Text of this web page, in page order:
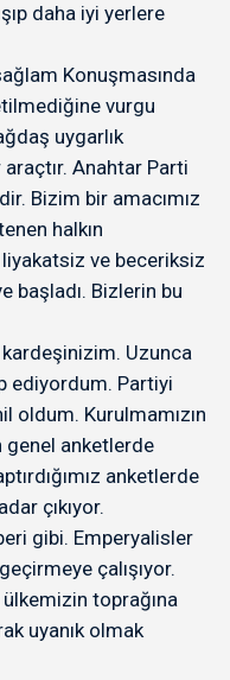
daha iyi yerlere
Konuşmasında
vurgu
uygarlık
Anahtar Parti
Bizim bir amacımız
halkın
ve beceriksiz
başladı. Bizlerin bu
Uzunca
ediyordum. Partiyi
oldum. Kurulmamızın
genel anketlerde
anketlerde
çıkıyor.
gibi. Emperyalisler
çalışıyor.
toprağına
uyanık olmak